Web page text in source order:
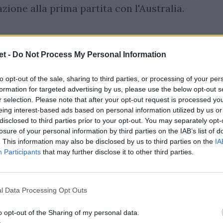
- Do Not Process My Personal Information
opt-out of the sale, sharing to third parties, or processing of your
for targeted advertising by us, please use the below opt-out
selection. Please note that after your opt-out request is processed
interest-based ads based on personal information utilized by us
to third parties prior to your opt-out. You may separately
of your personal information by third parties on the IAB’s list of
This information may also be disclosed by us to third parties on the
Participants that may further disclose it to other third parties.
Data Processing Opt Outs
opt-out of the Sharing of my personal data.
alla prima partita con l'Australia.
la prima convocazione assoluta per
in altrettante partite conquistando il
match contro i Leicester Tigers , e
linea in forza al Bath. Entrambi nel
rosa dell’Italia U20nel Mondiale di